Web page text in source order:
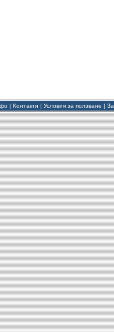
| Контакти | Условия за ползване |